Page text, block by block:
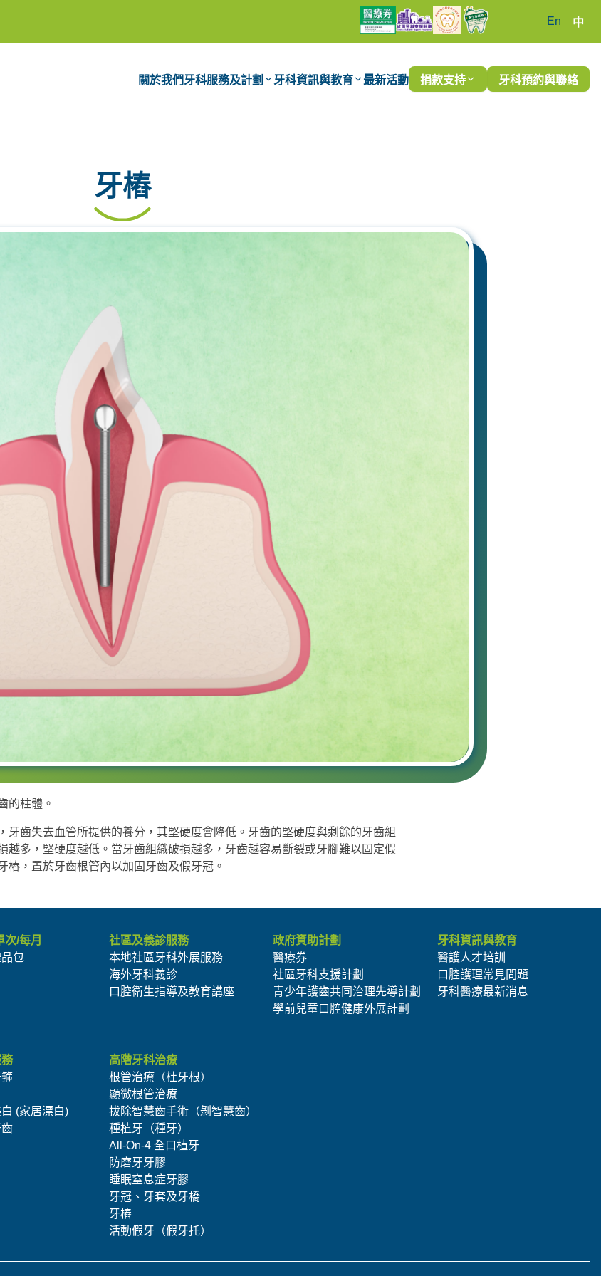
En 中
關於我們 牙科服務及計劃 牙科資訊與教育 最新活動 捐款支持 牙科預約與聯絡
牙樁
的柱體。
牙齒失去血管所提供的養分，其堅硬度會降低。牙齒的堅硬度與剩餘的牙齒組
越多，堅硬度越低。當牙齒組織破損越多，牙齒越容易斷裂或牙腳難以固定假
樁，置於牙齒根管內以加固牙齒及假牙冠。
次/每月
包
社區及義診服務
本地社區牙科外展服務
海外牙科義診
口腔衛生指導及教育講座
政府資助計劃
醫療券
社區牙科支援計劃
青少年護齒共同治理先導計劃
學前兒童口腔健康外展計劃
牙科資訊與教育
醫護人才培訓
口腔護理常見問題
牙科醫療最新消息
(家居漂白)
高階牙科治療
根管治療（杜牙根）
顯微根管治療
拔除智慧齒手術（剝智慧齒）
種植牙（種牙）
All-On-4 全口植牙
防磨牙牙膠
睡眠窒息症牙膠
牙冠、牙套及牙橋
牙樁
活動假牙（假牙托）